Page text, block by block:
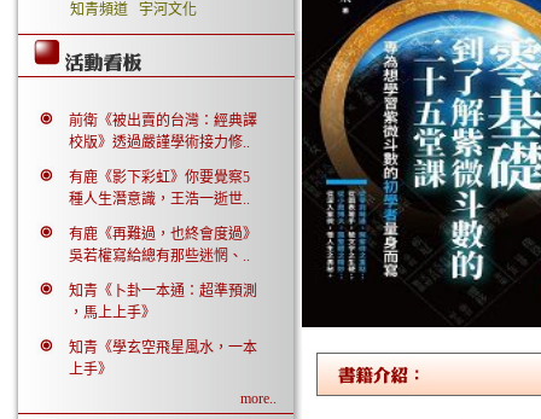
知青頻道 宇河文化
前衛《被出賣的台灣：經典譯
校版》透過嚴謹學術接力修..
有鹿《影下彩虹》你要覺察5
種人生潛意識，王浩一逝世..
有鹿《再難過，也終會度過》
吳若權寫給總有那些迷惘、..
知青《卜卦一本通：超準預測
，馬上上手》
知青《學玄空飛星風水，一本
上手》
more..